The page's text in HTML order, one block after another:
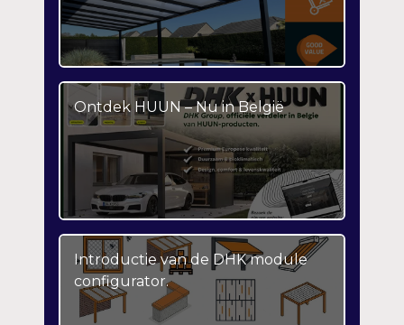
Ontdek HUUN – Nu in België
Introductie van de DHK module
configurator.